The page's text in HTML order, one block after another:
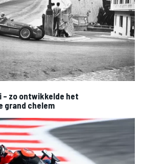
– zo ontwikkelde het
grand chelem